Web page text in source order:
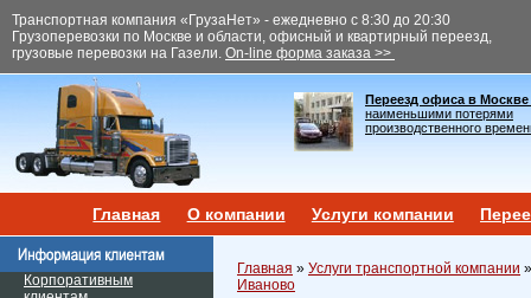
Транспортная компания «ГрузаНет» - ежедневно с 8:30 до 20:30
Грузоперевозки по Москве и области, офисный и квартирный переезд,
грузовые перевозки на Газели. On-line форма заказа >>
Переезд офиса в Москве
наименьшими потерями
производственного
Главная О компании Услуги компании
Корпоративным
Главная » Услуги транспортной компании
Иваново